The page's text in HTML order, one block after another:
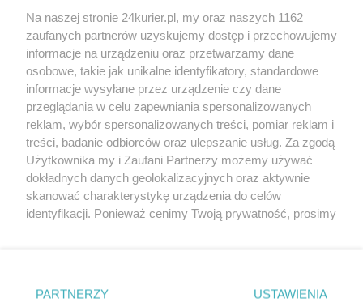
Zapamiętać?
Zaloguj
Zapomniałem hasła
Copyright © 2022 Kurier Szczeciński sp. z o.o.
Na naszej stronie 24kurier.pl, my oraz naszych 1162
zaufanych partnerów uzyskujemy dostęp i przechowujemy
informacje na urządzeniu oraz przetwarzamy dane
osobowe, takie jak unikalne identyfikatory, standardowe
informacje wysyłane przez urządzenie czy dane
przeglądania w celu zapewniania spersonalizowanych
reklam, wybór spersonalizowanych treści, pomiar reklam i
treści, badanie odbiorców oraz ulepszanie usług. Za zgodą
Użytkownika my i Zaufani Partnerzy możemy używać
dokładnych danych geolokalizacyjnych oraz aktywnie
skanować charakterystykę urządzenia do celów
identyfikacji. Ponieważ cenimy Twoją prywatność, prosimy
prywatności znajdujący się w lewym dolnym rogu strony
. Niektóre rodzaje przetwarzania danych nie wymagają
PARTNERZY USTAWIENIA